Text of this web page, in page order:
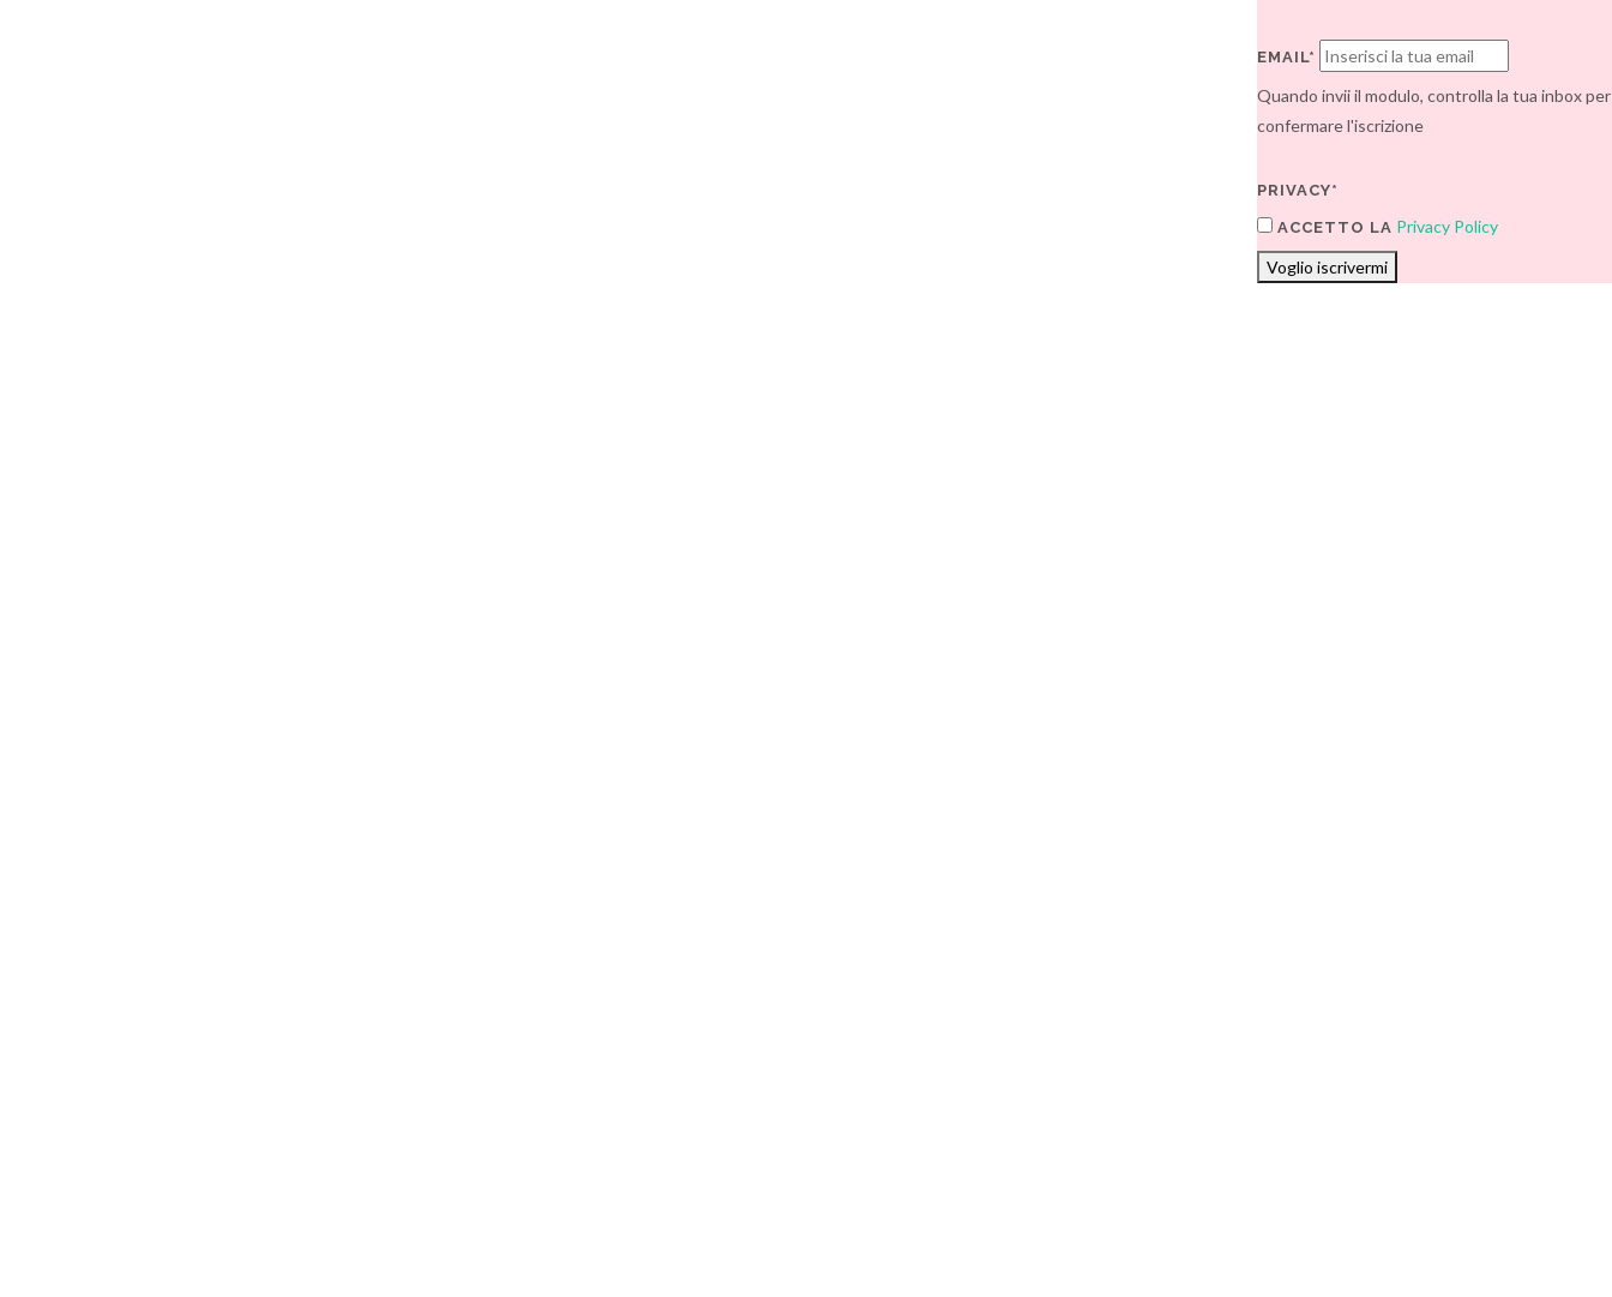
EMAIL*
Quando invii il modulo, controlla la tua inbox per
confermare l'iscrizione
PRIVACY*
ACCETTO LA Privacy Policy
Voglio iscrivermi